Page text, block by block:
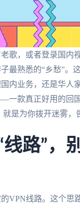
歌，或者登录国
最熟悉的“乡愁”。
内业务，还是华人
一款真正好用的回
是为你拨开迷雾，
路”，
VPN线路。这个